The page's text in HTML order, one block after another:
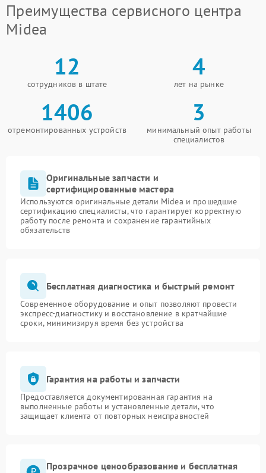
Преимущества сервисного центра
Midea
12
сотрудников в штате
4
лет на рынке
1406
отремонтированных устройств
3
минимальный опыт работы
специалистов
Оригинальные запчасти и
сертифицированные мастера
Используются оригинальные детали Midea и прошедшие
сертификацию специалисты, что гарантирует корректную
работу после ремонта и сохранение гарантийных
обязательств
Бесплатная диагностика и быстрый ремонт
Современное оборудование и опыт позволяют провести
экспресс-диагностику и восстановление в кратчайшие
сроки, минимизируя время без устройства
Гарантия на работы и запчасти
Предоставляется документированная гарантия на
выполненные работы и установленные детали, что
защищает клиента от повторных неисправностей
Прозрачное ценообразование и бесплатная